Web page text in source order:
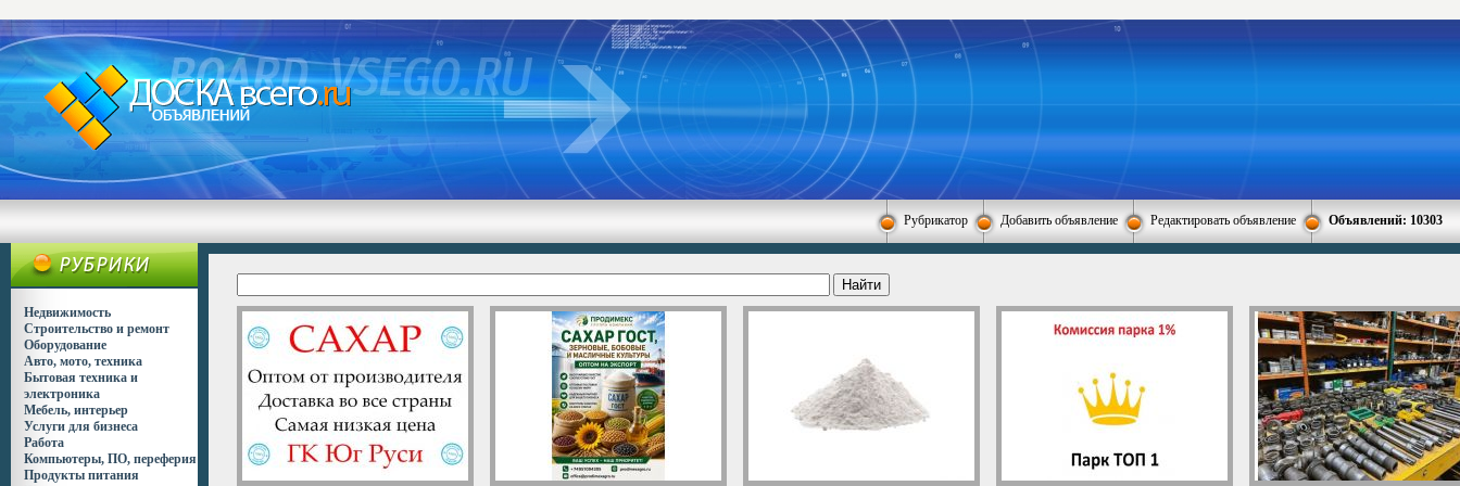
Рубрикатор Добавить объявление Редактировать объявление Объявлений: 10303
Недвижимость
Строительство и ремонт
Оборудование
Авто, мото, техника
Бытовая техника и
электроника
Мебель, интерьер
Услуги для бизнеса
Работа
Компьютеры, ПО, переферия
Продукты питания